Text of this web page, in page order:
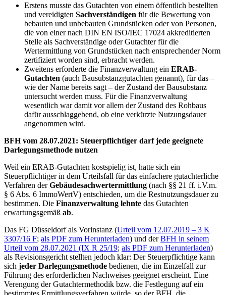
Erstens musste das Gutachten von einem öffentlich bestellten
und vereidigten Sachverständigen für die Bewertung von
bebauten und unbebauten Grundstücken oder von Personen,
die von einer nach DIN EN ISO/IEC 17024 akkreditierten
Stelle als Sachverständige oder Gutachter für die
Wertermittlung von Grundstücken nach entsprechender Norm
zertifiziert worden sind, erbracht werden.
Zweitens erforderte die Finanzverwaltung ein ERAB-
Gutachten (auch Bausubstanzgutachten genannt), für das –
wie der Name bereits sagt – der Zustand der Bausubstanz
untersucht werden muss. Für die Finanzverwaltung
wesentlich war damit vor allem der Zustand des Rohbaus
dafür ausschlaggebend, ob eine verkürzte Nutzungsdauer
angenommen wird.
BFH vom 28.07.2021: Steuerpflichtiger darf jede geeignete
Darlegungsmethode nutzen
Weil ein ERAB-Gutachten kostspielig ist, hatte sich ein
Steuerpflichtiger in dem Urteilsfall für das einfachere gutachterliche
Verfahren derGebäudesachwertermittlung (nach §§ 21 ff. i.V.m.
§ 6 Abs. 6 ImmoWertV) entschieden, um die Restnutzungsdauer zu
bestimmen. Die Finanzverwaltung lehnte das Gutachten
erwartungsgemäß ab.
Das FG Düsseldorf als Vorinstanz (Urteil vom 12.07.2019 – 3 K
3307/16 F; als PDF zum Herunterladen) und derBFH in seinem
Urteil vom 28.07.2021 (IX R 25/19; als PDF zum Herunterladen)
als Revisionsgericht stellten jedoch klar: Der Steuerpflichtige kann
sich jeder Darlegungsmethode bedienen, die im Einzelfall zur
Führung des erforderlichen Nachweises geeignet erscheint. Eine
Verengung der Gutachtermethodik bzw. die Festlegung auf ein
bestimmtes Ermittlungsverfahren würde, so der BFH, die